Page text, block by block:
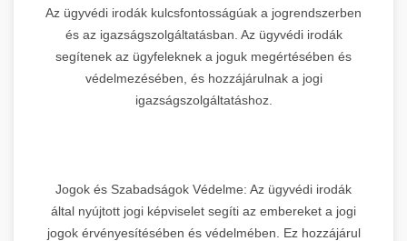
Az ügyvédi irodák kulcsfontosságúak a jogrendszerben
és az igazságszolgáltatásban. Az ügyvédi irodák
segítenek az ügyfeleknek a joguk megértésében és
védelmezésében, és hozzájárulnak a jogi
igazságszolgáltatáshoz.
Jogok és Szabadságok Védelme: Az ügyvédi irodák
által nyújtott jogi képviselet segíti az embereket a jogi
jogok érvényesítésében és védelmében. Ez hozzájárul